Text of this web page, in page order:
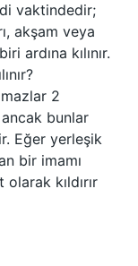
vaktindedir;
akşam veya
ardına kılınır.
2
ancak bunlar
Eğer yerleşik
bir imamı
kıldırır